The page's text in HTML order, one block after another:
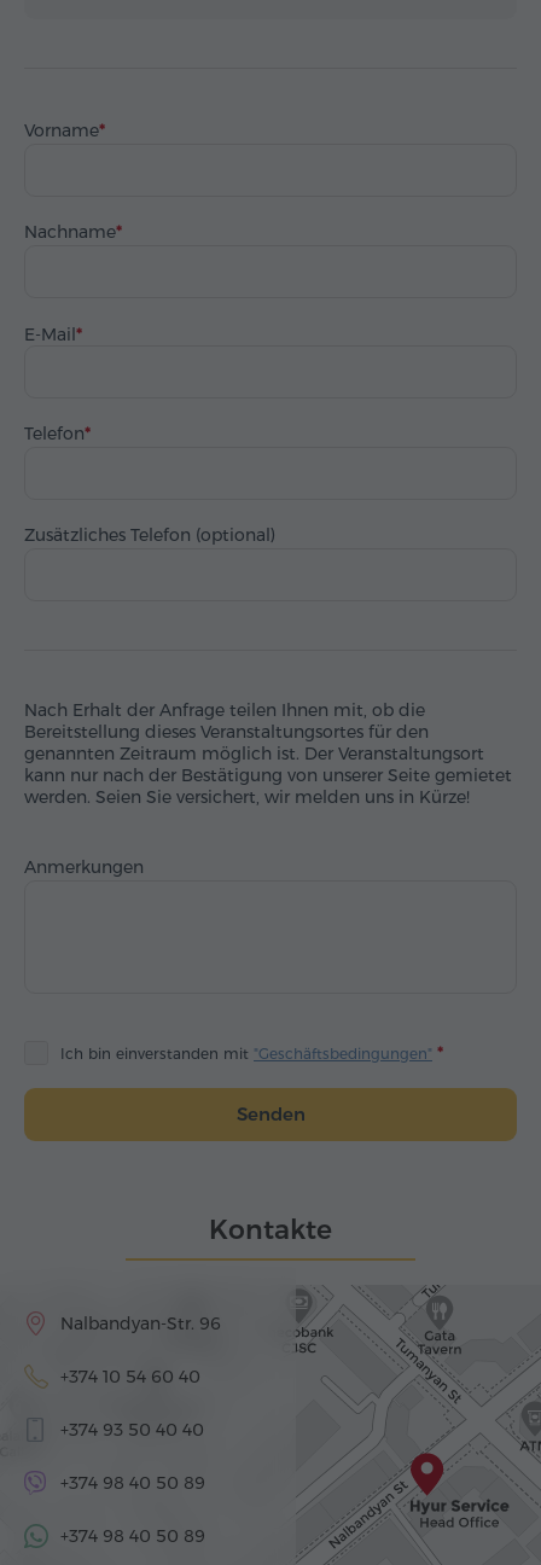
Vorname
Nachname
E-Mail
Telefon
Zusätzliches Telefon (optional)
Nach Erhalt der Anfrage teilen Ihnen mit, ob die
Bereitstellung dieses Veranstaltungsortes für den
genannten Zeitraum möglich ist. Der Veranstaltungsort
kann nur nach der Bestätigung von unserer Seite gemietet
werden. Seien Sie versichert, wir melden uns in Kürze!
Anmerkungen
Ich bin einverstanden mit "Geschäftsbedingungen"
Senden
Kontakte
Nalbandyan-Str. 96
+374 10 54 60 40
+374 93 50 40 40
+374 98 40 50 89
+374 98 40 50 89